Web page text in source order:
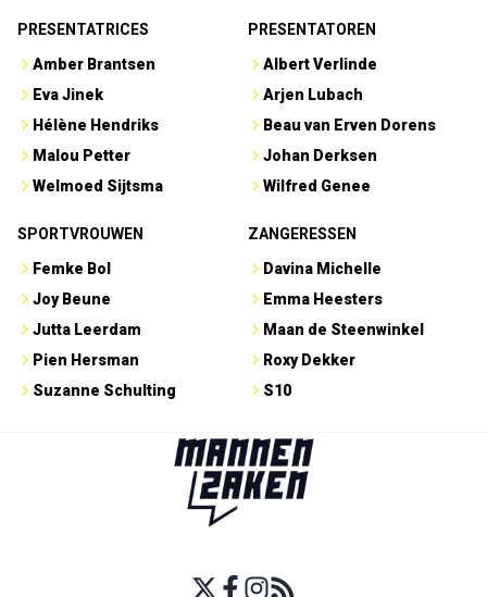
PRESENTATRICES
Amber Brantsen
Eva Jinek
Hélène Hendriks
Malou Petter
Welmoed Sijtsma
PRESENTATOREN
Albert Verlinde
Arjen Lubach
Beau van Erven Dorens
Johan Derksen
Wilfred Genee
SPORTVROUWEN
Femke Bol
Joy Beune
Jutta Leerdam
Pien Hersman
Suzanne Schulting
ZANGERESSEN
Davina Michelle
Emma Heesters
Maan de Steenwinkel
Roxy Dekker
S10